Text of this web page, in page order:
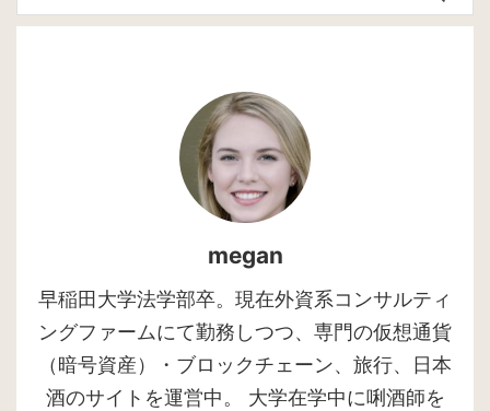
megan
早稲田大学法学部卒。現在外資系コンサルティ
ングファームにて勤務しつつ、専門の仮想通貨
（暗号資産）・ブロックチェーン、旅行、日本
酒のサイトを運営中。 大学在学中に唎酒師を